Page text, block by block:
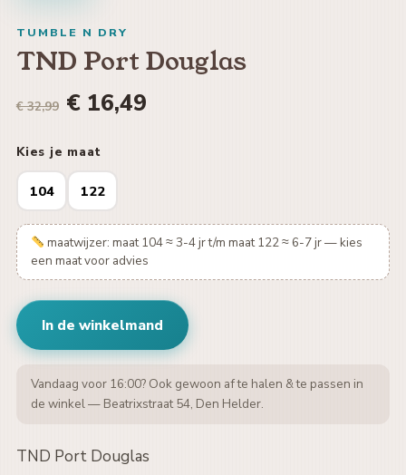
TUMBLE N DRY
TND Port Douglas
€ 32,99 € 16,49
Kies je maat
104 122
maatwijzer: maat 104 ≈ 3-4 jr t/m maat 122 ≈ 6-7 jr — kies
een maat voor advies
In de winkelmand
Vandaag voor 16:00? Ook gewoon af te halen & te passen in
de winkel — Beatrixstraat 54, Den Helder.
TND Port Douglas